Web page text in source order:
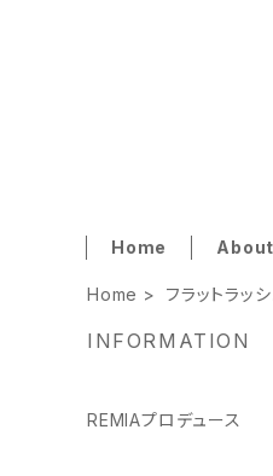
Home
Home フラットラッ
INFORMATION
REMIAプロデュース